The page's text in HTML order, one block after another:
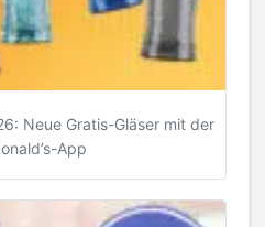
Neue Gratis-Gläser mit der
App